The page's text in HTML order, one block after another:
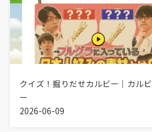
クイズ！掘りだせカルビー｜カルビ
ー
2026-06-09